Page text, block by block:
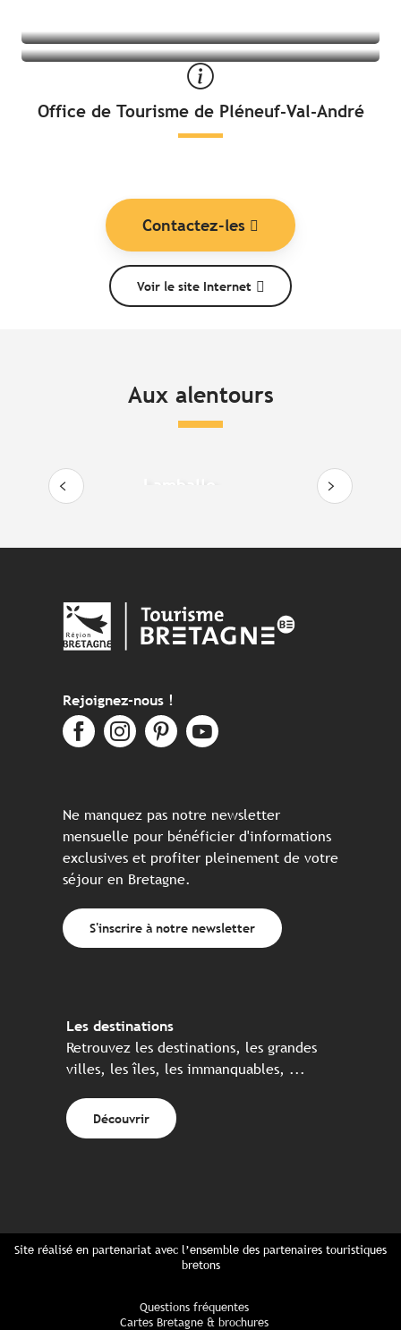
Office de Tourisme de Pléneuf-Val-André
Contactez-les
Voir le site Internet
Aux alentours
Rejoignez-nous !
Ne manquez pas notre newsletter
mensuelle pour bénéficier d'informations
exclusives et profiter pleinement de votre
séjour en Bretagne.
S'inscrire à notre newsletter
Les destinations
Retrouvez les destinations, les grandes
villes, les îles, les immanquables, ...
Découvrir
Site réalisé en partenariat avec l’ensemble des partenaires touristiques
bretons
Questions fréquentes
Cartes Bretagne & brochures